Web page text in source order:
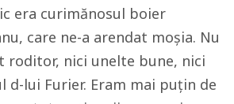
era curimănosul boier
care ne-a arendat moșia. Nu
roditor, nici unelte bune, nici
d-lui Furier. Eram mai puţin de